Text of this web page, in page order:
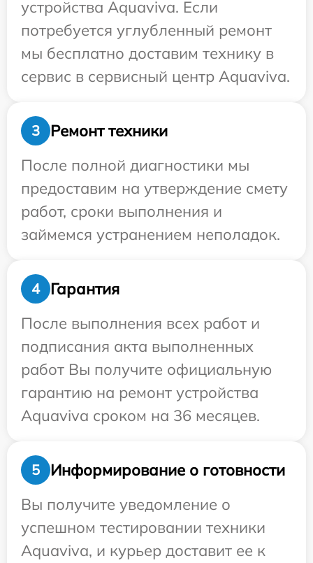
устройства Aquaviva. Если
потребуется углубленный ремонт
мы бесплатно доставим технику в
сервис в сервисный центр Aquaviva.
3
Ремонт техники
После полной диагностики мы
предоставим на утверждение смету
работ, сроки выполнения и
займемся устранением неполадок.
4
Гарантия
После выполнения всех работ и
подписания акта выполненных
работ Вы получите официальную
гарантию на ремонт устройства
Aquaviva сроком на 36 месяцев.
5
Информирование о готовности
Вы получите уведомление о
успешном тестировании техники
Aquaviva, и курьер доставит ее к